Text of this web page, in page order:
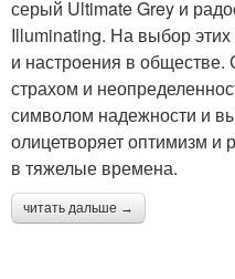
серый Ultimate Grey и
Illuminating. На выбор
и настроения в
страхом и
символом надежности и
олицетворяет оптимизм и
в тяжелые времена.
читать дальше →